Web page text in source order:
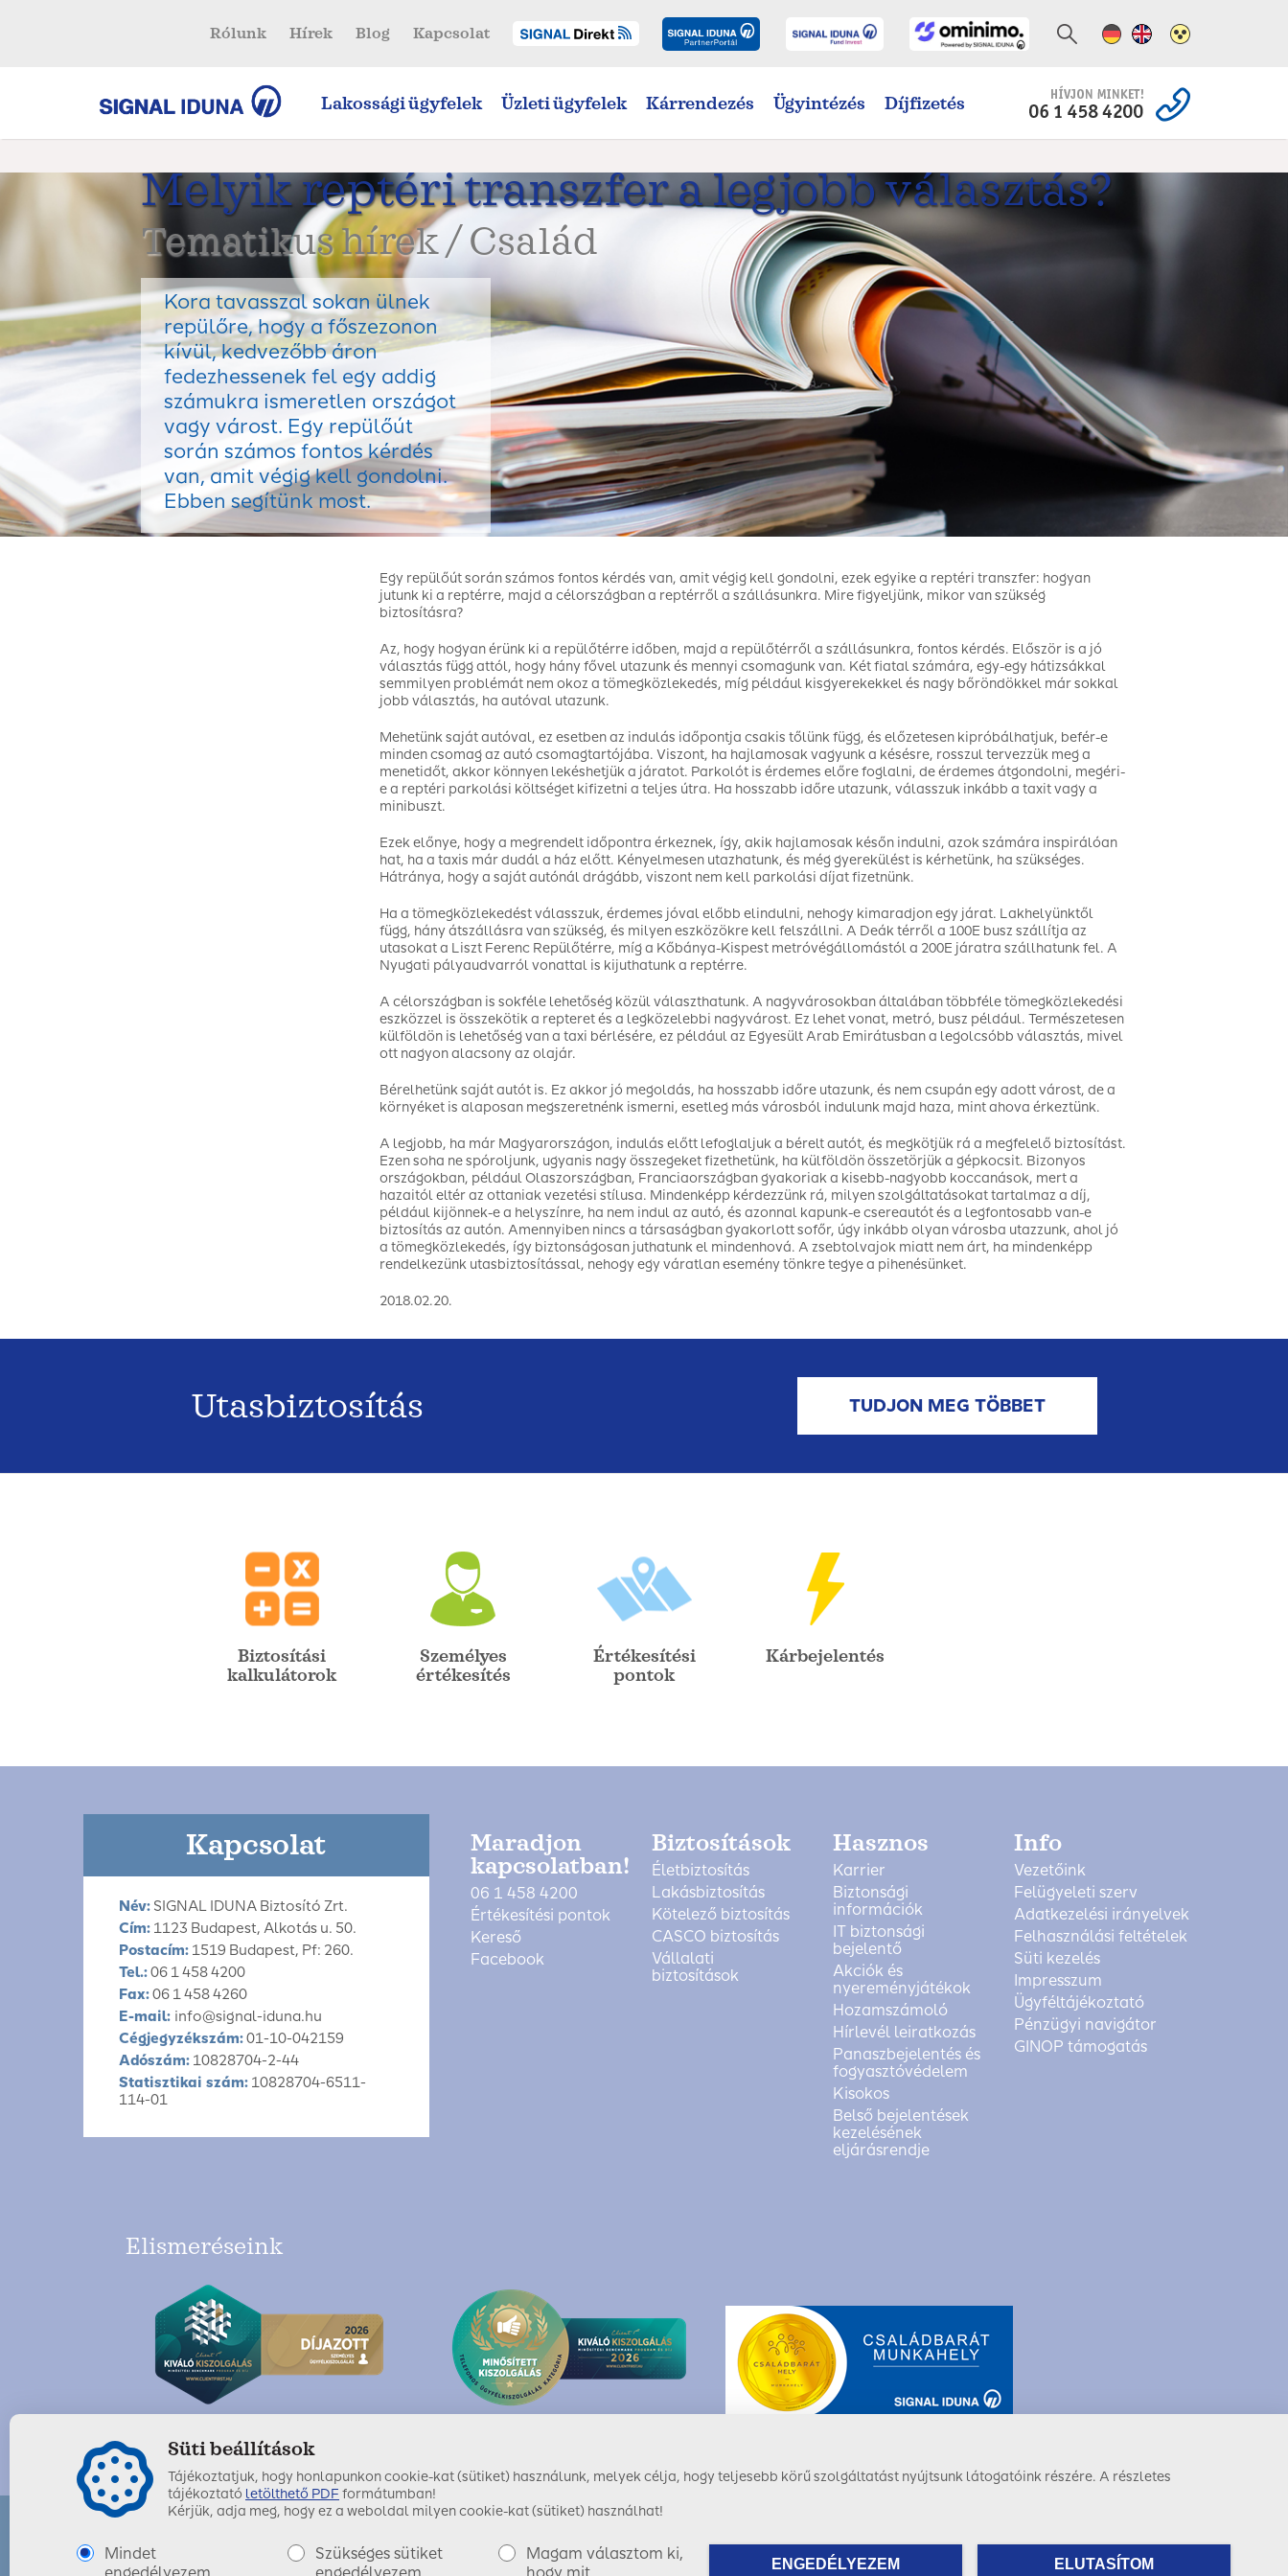
Rólunk Hírek Blog Kapcsolat Német változat
Angol változat
Lakossági ügyfelek Üzleti ügyfelek Kárrendezés Ügyintézés Díjfizetés
Melyik reptéri transzfer a legjobb választás?
Tematikus hírek / Család
Kora tavasszal sokan ülnek
repülőre, hogy a főszezonon
kívül, kedvezőbb áron
fedezhessenek fel egy addig
számukra ismeretlen országot
vagy várost. Egy repülőút
során számos fontos kérdés
van, amit végig kell gondolni.
Ebben segítünk most.
Egy repülőút során számos fontos kérdés van, amit végig kell gondolni, ezek egyike a reptéri transzfer: hogyan
jutunk ki a reptérre, majd a célországban a reptérről a szállásunkra. Mire figyeljünk, mikor van szükség
biztosításra?
Az, hogy hogyan érünk ki a repülőtérre időben, majd a repülőtérről a szállásunkra, fontos kérdés. Először is a jó
választás függ attól, hogy hány fővel utazunk és mennyi csomagunk van. Két fiatal számára, egy-egy hátizsákkal
semmilyen problémát nem okoz a tömegközlekedés, míg például kisgyerekekkel és nagy bőröndökkel már sokkal
jobb választás, ha autóval utazunk.
Mehetünk saját autóval, ez esetben az indulás időpontja csakis tőlünk függ, és előzetesen kipróbálhatjuk, befér-e
minden csomag az autó csomagtartójába. Viszont, ha hajlamosak vagyunk a késésre, rosszul tervezzük meg a
menetidőt, akkor könnyen lekéshetjük a járatot. Parkolót is érdemes előre foglalni, de érdemes átgondolni, megéri-
e a reptéri parkolási költséget kifizetni a teljes útra. Ha hosszabb időre utazunk, válasszuk inkább a taxit vagy a
minibuszt.
Ezek előnye, hogy a megrendelt időpontra érkeznek, így, akik hajlamosak későn indulni, azok számára inspirálóan
hat, ha a taxis már dudál a ház előtt. Kényelmesen utazhatunk, és még gyerekülést is kérhetünk, ha szükséges.
Hátránya, hogy a saját autónál drágább, viszont nem kell parkolási díjat fizetnünk.
Ha a tömegközlekedést válasszuk, érdemes jóval előbb elindulni, nehogy kimaradjon egy járat. Lakhelyünktől
függ, hány átszállásra van szükség, és milyen eszközökre kell felszállni. A Deák térről a 100E busz szállítja az
utasokat a Liszt Ferenc Repülőtérre, míg a Kőbánya-Kispest metróvégállomástól a 200E járatra szállhatunk fel. A
Nyugati pályaudvarról vonattal is kijuthatunk a reptérre.
A célországban is sokféle lehetőség közül választhatunk. A nagyvárosokban általában többféle tömegközlekedési
eszközzel is összekötik a repteret és a legközelebbi nagyvárost. Ez lehet vonat, metró, busz például. Természetesen
külföldön is lehetőség van a taxi bérlésére, ez például az Egyesült Arab Emirátusban a legolcsóbb választás, mivel
ott nagyon alacsony az olajár.
Bérelhetünk saját autót is. Ez akkor jó megoldás, ha hosszabb időre utazunk, és nem csupán egy adott várost, de a
környéket is alaposan megszeretnénk ismerni, esetleg más városból indulunk majd haza, mint ahova érkeztünk.
A legjobb, ha már Magyarországon, indulás előtt lefoglaljuk a bérelt autót, és megkötjük rá a megfelelő biztosítást.
Ezen soha ne spóroljunk, ugyanis nagy összegeket fizethetünk, ha külföldön összetörjük a gépkocsit. Bizonyos
országokban, például Olaszországban, Franciaországban gyakoriak a kisebb-nagyobb koccanások, mert a
hazaitól eltér az ottaniak vezetési stílusa. Mindenképp kérdezzünk rá, milyen szolgáltatásokat tartalmaz a díj,
például kijönnek-e a helyszínre, ha nem indul az autó, és azonnal kapunk-e csereautót és a legfontosabb van-e
biztosítás az autón. Amennyiben nincs a társaságban gyakorlott sofőr, úgy inkább olyan városba utazzunk, ahol jó
a tömegközlekedés, így biztonságosan juthatunk el mindenhová. A zsebtolvajok miatt nem árt, ha mindenképp
rendelkezünk utasbiztosítással, nehogy egy váratlan esemény tönkre tegye a pihenésünket.
2018.02.20.
Utasbiztosítás TUDJON MEG TÖBBET
Biztosítási
kalkulátorok
Személyes
értékesítés
Értékesítési
pontok
Kárbejelentés
Kapcsolat
Név: SIGNAL IDUNA Biztosító Zrt.
Cím: 1123 Budapest, Alkotás u. 50.
Postacím: 1519 Budapest, Pf: 260.
Tel.:06 1 458 4200
Fax:06 1 458 4260
E-mail: info@signal-iduna.hu
Cégjegyzékszám:01-10-042159
Adószám: 10828704-2-44
Statisztikai szám: 10828704-6511-
114-01
Maradjon
kapcsolatban!
06 1 458 4200
Értékesítési pontok
Kereső
Facebook
Biztosítások
Életbiztosítás
Lakásbiztosítás
Kötelező biztosítás
CASCO biztosítás
Vállalati
biztosítások
Hasznos
Karrier
Biztonsági
információk
IT biztonsági
bejelentő
Akciók és
nyereményjátékok
Hozamszámoló
Hírlevél leiratkozás
Panaszbejelentés és
fogyasztóvédelem
Kisokos
Belső bejelentések
kezelésének
eljárásrendje
Info
Vezetőink
Felügyeleti szerv
Adatkezelési irányelvek
Felhasználási feltételek
Süti kezelés
Impresszum
Ügyféltájékoztató
Pénzügyi navigátor
GINOP támogatás
Elismeréseink
Utolsó módosítás dátuma: 2020. augusztus 26.
SIGNAL IDUNA Biztosító Zrt. FacebookLinkedInInstagram
Süti beállítások
Tájékoztatjuk, hogy honlapunkon cookie-kat (sütiket) használunk, melyek célja, hogy teljesebb körű szolgáltatást nyújtsunk látogatóink részére. A részletes
tájékoztató letölthető PDF formátumban!
Kérjük, adja meg, hogy ez a weboldal milyen cookie-kat (sütiket) használhat!
Mindet
Szükséges sütiket
Magam választom ki,
ENGEDÉLYEZEM ELUTASÍTOM